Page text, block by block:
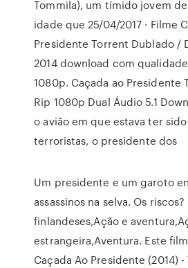
Tommila), um tímido jovem
idade que 25/04/2017 · Filme
Presidente Torrent Dublado /
2014 download com
1080p. Caçada ao Presidente
Rip 1080p Dual Áudio 5.1
o avião em que estava ter
terroristas, o presidente dos
Um presidente e um garoto
assassinos na selva. Os
finlandeses,Ação e
estrangeira,Aventura. Este
Caçada Ao Presidente (2014)